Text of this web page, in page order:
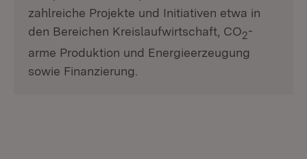
zahlreiche Projekte und Initiativen etwa in
den Bereichen Kreislaufwirtschaft, CO2-
arme Produktion und Energieerzeugung
sowie Finanzierung.